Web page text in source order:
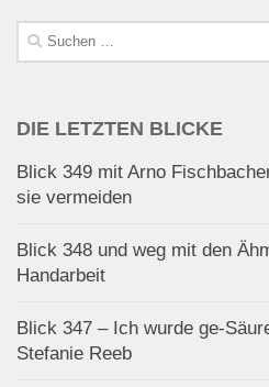
Suchen
nach:
DIE LETZTEN BLICKE
Blick 349 mit Arno
sie vermeiden
Blick 348 und weg mit den
Handarbeit
Blick 347 – Ich wurde ge-
Stefanie Reeb